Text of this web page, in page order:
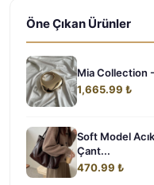
Öne Çıkan Ürünler
Mia Collection
1,665.99 ₺
Soft Model
Çant...
470.99 ₺